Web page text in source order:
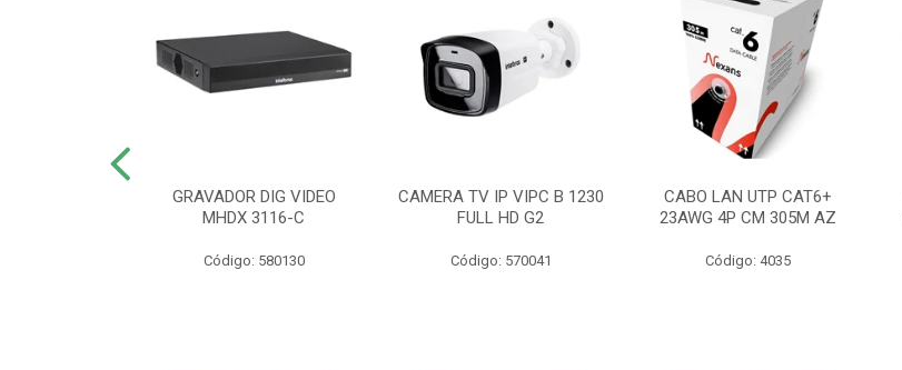
GRAVADOR DIG VIDEO
MHDX 3116-C
Código: 580130
CAMERA TV IP VIPC B 1230
FULL HD G2
Código: 570041
CABO LAN UTP CAT6+
23AWG 4P CM 305M AZ
Código: 4035